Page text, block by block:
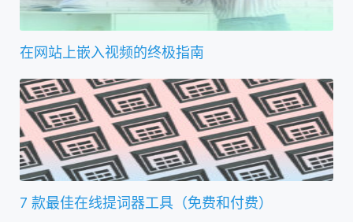
在网站上嵌入视频的终极指南
7 款最佳在线提词器工具（免费和付费）